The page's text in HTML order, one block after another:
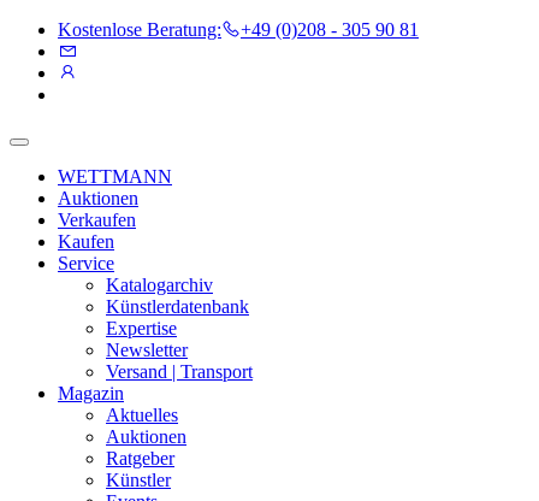
Kostenlose Beratung: +49 (0)208 - 305 90 81
WETTMANN
Auktionen
Verkaufen
Kaufen
Service
Katalogarchiv
Künstlerdatenbank
Expertise
Newsletter
Versand | Transport
Magazin
Aktuelles
Auktionen
Ratgeber
Künstler